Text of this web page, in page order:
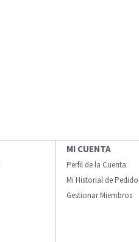
MI CUENTA
Perfil de la Cuenta
Mi Historial de
Gestionar Miembros